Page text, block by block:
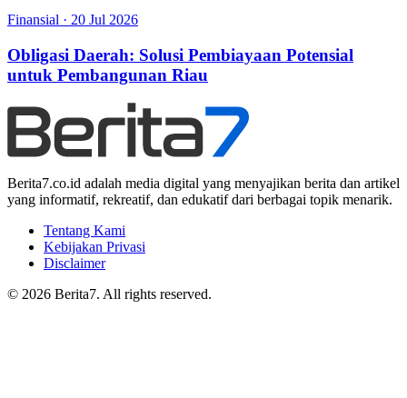
Finansial · 20 Jul 2026
Obligasi Daerah: Solusi Pembiayaan Potensial
untuk Pembangunan Riau
Berita7.co.id adalah media digital yang menyajikan berita dan artikel
yang informatif, rekreatif, dan edukatif dari berbagai topik menarik.
Tentang Kami
Kebijakan Privasi
Disclaimer
© 2026 Berita7. All rights reserved.